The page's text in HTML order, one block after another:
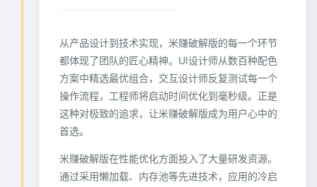
从产品设计到技术实现，米赚破解版的每一个环节
都体现了团队的匠心精神。UI设计师从数百种配色
方案中精选最优组合，交互设计师反复测试每一个
操作流程，工程师将启动时间优化到毫秒级。正是
这种对极致的追求，让米赚破解版成为用户心中的
首选。
米赚破解版在性能优化方面投入了大量研发资源。
通过采用懒加载、内存池等先进技术，应用的冷启